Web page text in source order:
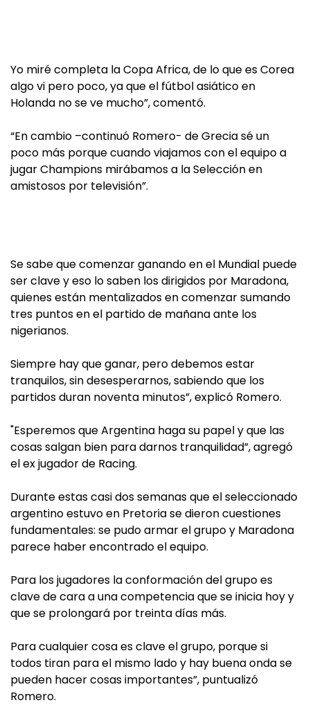
Yo miré completa la Copa Africa, de lo que es Corea
algo vi pero poco, ya que el fútbol asiático en
Holanda no se ve mucho”, comentó.
“En cambio –continuó Romero- de Grecia sé un
poco más porque cuando viajamos con el equipo a
jugar Champions mirábamos a la Selección en
amistosos por televisión”.
Se sabe que comenzar ganando en el Mundial puede
ser clave y eso lo saben los dirigidos por Maradona,
quienes están mentalizados en comenzar sumando
tres puntos en el partido de mañana ante los
nigerianos.
Siempre hay que ganar, pero debemos estar
tranquilos, sin desesperarnos, sabiendo que los
partidos duran noventa minutos”, explicó Romero.
"Esperemos que Argentina haga su papel y que las
cosas salgan bien para darnos tranquilidad”, agregó
el ex jugador de Racing.
Durante estas casi dos semanas que el seleccionado
argentino estuvo en Pretoria se dieron cuestiones
fundamentales: se pudo armar el grupo y Maradona
parece haber encontrado el equipo.
Para los jugadores la conformación del grupo es
clave de cara a una competencia que se inicia hoy y
que se prolongará por treinta días más.
Para cualquier cosa es clave el grupo, porque si
todos tiran para el mismo lado y hay buena onda se
pueden hacer cosas importantes”, puntualizó
Romero.